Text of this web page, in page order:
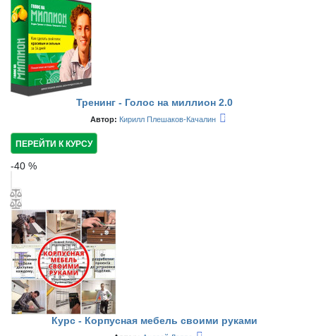
Тренинг - Голос на миллион 2.0
Автор: Кирилл Плешаков-Качалин
ПЕРЕЙТИ К КУРСУ
-40 %
Курс - Корпусная мебель своими руками